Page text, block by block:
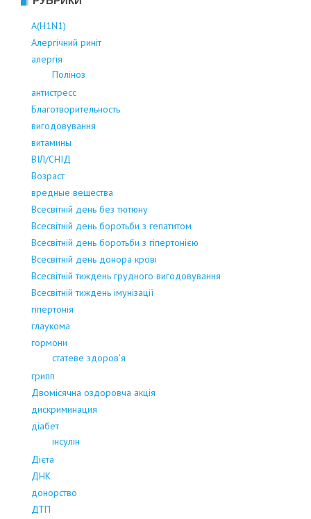
А(Н1N1)
Алергічний риніт
алергія
Поліноз
антистресс
Благотворительность
вигодовування
витамины
ВІЛ/СНІД
Возраст
вредные вещества
Всесвітній день без тютюну
Всесвітній день боротьби з гепатитом
Всесвітній день боротьби з гіпертонією
Всесвітній день донора крові
Всесвітній тиждень грудного вигодовування
Всесвітній тиждень імунізації
гіпертонія
глаукома
гормони
статеве здоров'я
грипп
Двомісячна оздоровча акція
дискриминация
діабет
інсулін
Дієта
ДНК
донорство
ДТП